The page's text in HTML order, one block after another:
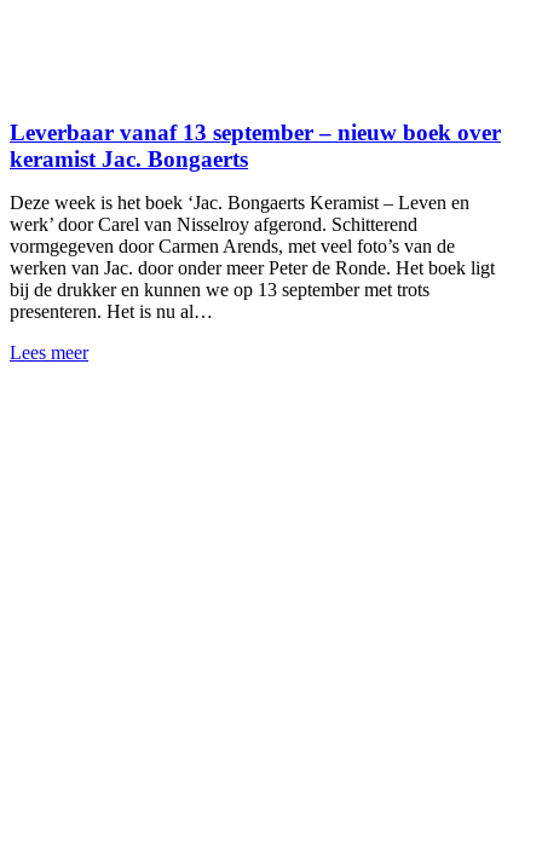
Leverbaar vanaf 13 september – nieuw boek over
keramist Jac. Bongaerts
Deze week is het boek ‘Jac. Bongaerts Keramist – Leven en
werk’ door Carel van Nisselroy afgerond. Schitterend
vormgegeven door Carmen Arends, met veel foto’s van de
werken van Jac. door onder meer Peter de Ronde. Het boek ligt
bij de drukker en kunnen we op 13 september met trots
presenteren. Het is nu al…
Lees meer